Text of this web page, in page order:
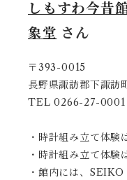
しもすわ今昔
象堂 さん
〒393-0015
長野県諏訪郡下諏訪
TEL 0266-27-0001
・時計組み立て体験
・時計組み立て体験
・館内には、